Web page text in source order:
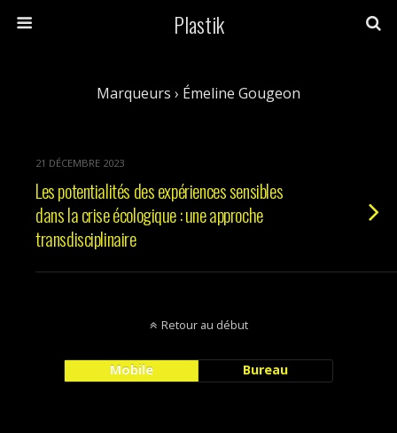
Plastik
Marqueurs › Émeline Gougeon
21 DÉCEMBRE 2023
Les potentialités des expériences sensibles
dans la crise écologique : une approche
transdisciplinaire
Retour au début
Mobile Bureau